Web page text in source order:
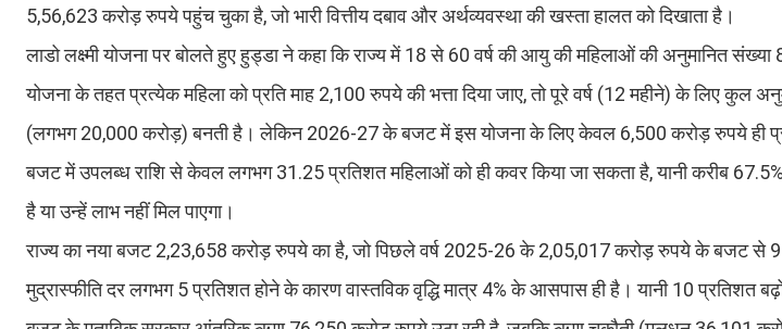
5,56,623 करोड़ रुपये पहुंच चुका है, जो भारी वित्तीय दबाव और अर्थव्यवस्था की खस्ता हालत को दिखाता है।
लाडो लक्ष्मी योजना पर बोलते हुए हुड्डा ने कहा कि राज्य में 18 से 60 वर्ष की आयु की महिलाओं की अनुमानित
योजना के तहत प्रत्येक महिला को प्रति माह 2,100 रुपये की भत्ता दिया जाए, तो पूरे वर्ष (12 महीने) के लिए कुल
(लगभग 20,000 करोड़) बनती है। लेकिन 2026-27 के बजट में इस योजना के लिए केवल 6,500 करोड़ रुपये ही
बजट में उपलब्ध राशि से केवल लगभग 31.25 प्रतिशत महिलाओं को ही कवर किया जा सकता है, यानी करीब
है या उन्हें लाभ नहीं मिल पाएगा।
राज्य का नया बजट 2,23,658 करोड़ रुपये का है, जो पिछले वर्ष 2025-26 के 2,05,017 करोड़ रुपये के बजट से
मुद्रास्फीति दर लगभग 5 प्रतिशत होने के कारण वास्तविक वृद्धि मात्र 4% के आसपास ही है। यानी 10 प्रतिशत